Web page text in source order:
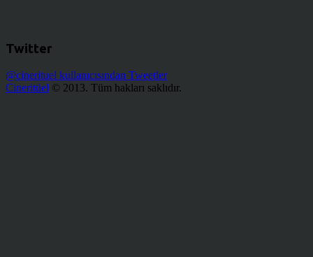
Twitter
@cinerituel kullanıcısından Tweetler
Cineritüel © 2013. Tüm hakları saklıdır.